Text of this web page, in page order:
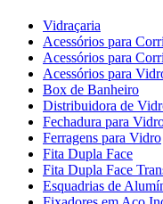
Vidraçaria
Acessórios para
Acessórios para
Acessórios para
Box de Banheiro
Distribuidora de
Fechadura para
Ferragens para Vidro
Fita Dupla Face
Fita Dupla Face
Esquadrias de